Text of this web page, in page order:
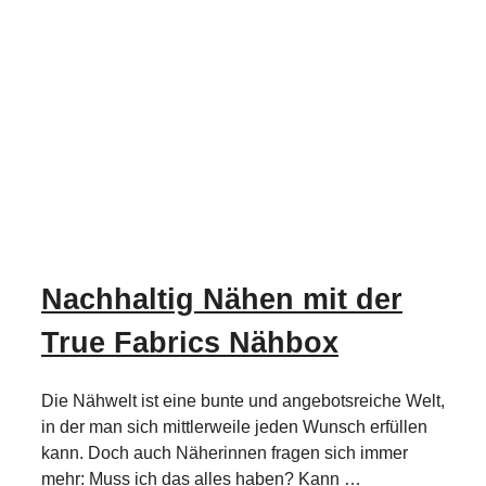
Nachhaltig Nähen mit der
True Fabrics Nähbox
Die Nähwelt ist eine bunte und angebotsreiche Welt,
in der man sich mittlerweile jeden Wunsch erfüllen
kann. Doch auch Näherinnen fragen sich immer
mehr: Muss ich das alles haben? Kann …